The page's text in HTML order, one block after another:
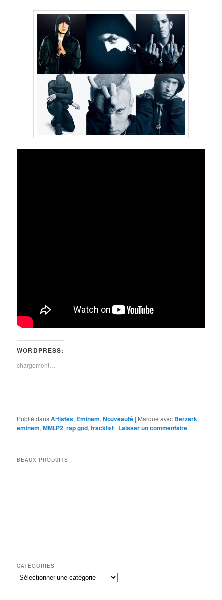
WORDPRESS:
chargement…
Publié dansArtistes, Eminem,Nouveauté | Marqué avec Berzerk,
eminem,MMLP2,rap god,tracklist | Laisser un commentaire
BEAUX PRODUITS
CATÉGORIES
Catégories